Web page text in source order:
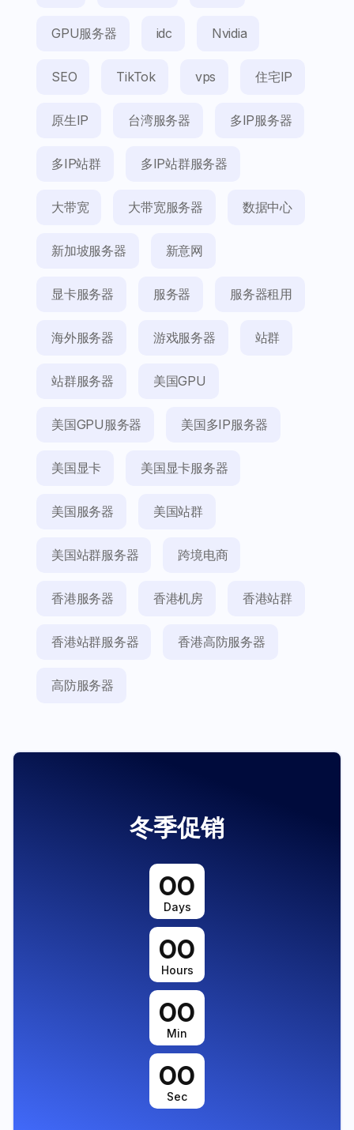
GPU服务器 idc Nvidia
SEO TikTok vps 住宅IP
原生IP 台湾服务器 多IP服务器
多IP站群 多IP站群服务器
大带宽 大带宽服务器 数据中心
新加坡服务器 新意网
显卡服务器 服务器 服务器租用
海外服务器 游戏服务器 站群
站群服务器 美国GPU
美国GPU服务器 美国多IP服务器
美国显卡 美国显卡服务器
美国服务器 美国站群
美国站群服务器 跨境电商
香港服务器 香港机房 香港站群
香港站群服务器 香港高防服务器
高防服务器
冬季促销
00
Days
00
Hours
00
Min
00
Sec